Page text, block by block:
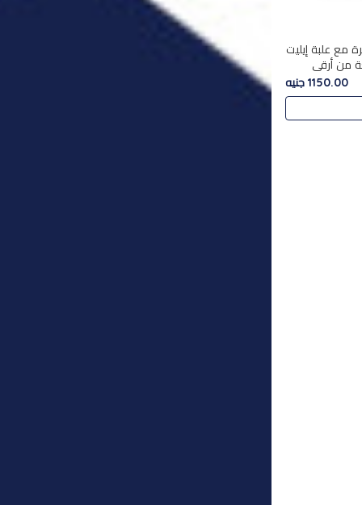
مع علبة إيليت
35 قطعة من أرقى
,معروضة
في..
1150.00 جنيه